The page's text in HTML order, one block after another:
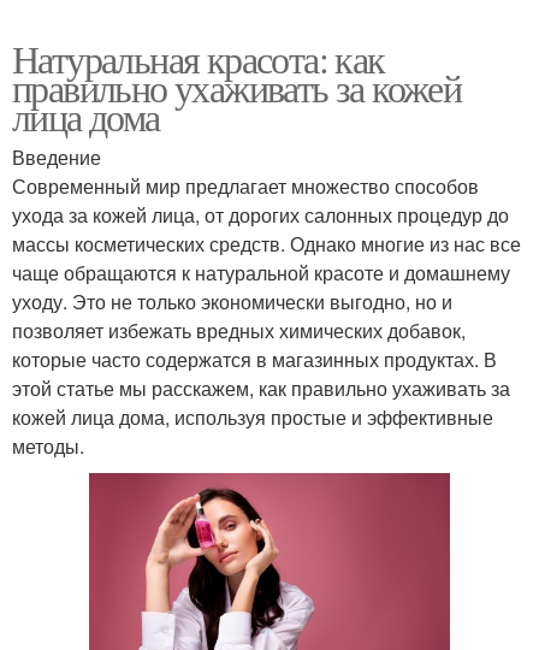
Натуральная красота: как
правильно ухаживать за кожей
лица дома
Введение
Современный мир предлагает множество способов
ухода за кожей лица, от дорогих салонных процедур до
массы косметических средств. Однако многие из нас все
чаще обращаются к натуральной красоте и домашнему
уходу. Это не только экономически выгодно, но и
позволяет избежать вредных химических добавок,
которые часто содержатся в магазинных продуктах. В
этой статье мы расскажем, как правильно ухаживать за
кожей лица дома, используя простые и эффективные
методы.